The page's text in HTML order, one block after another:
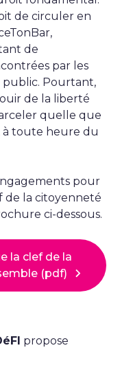
de circuler en
de
par les
public. Pourtant,
de la liberté
quelle que
à toute heure du
pour
de la citoyenneté
ci-dessous.
la clef de la
(pdf)
propose